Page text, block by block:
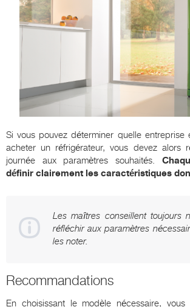
Si vous pouvez déterminer quelle entreprise
acheter un réfrigérateur, vous devez alors
journée aux paramètres souhaités.
définir clairement les caractéristiques
Les maîtres conseillent toujours
réfléchir aux paramètres
les noter.
Recommandations
En choisissant le modèle nécessaire,